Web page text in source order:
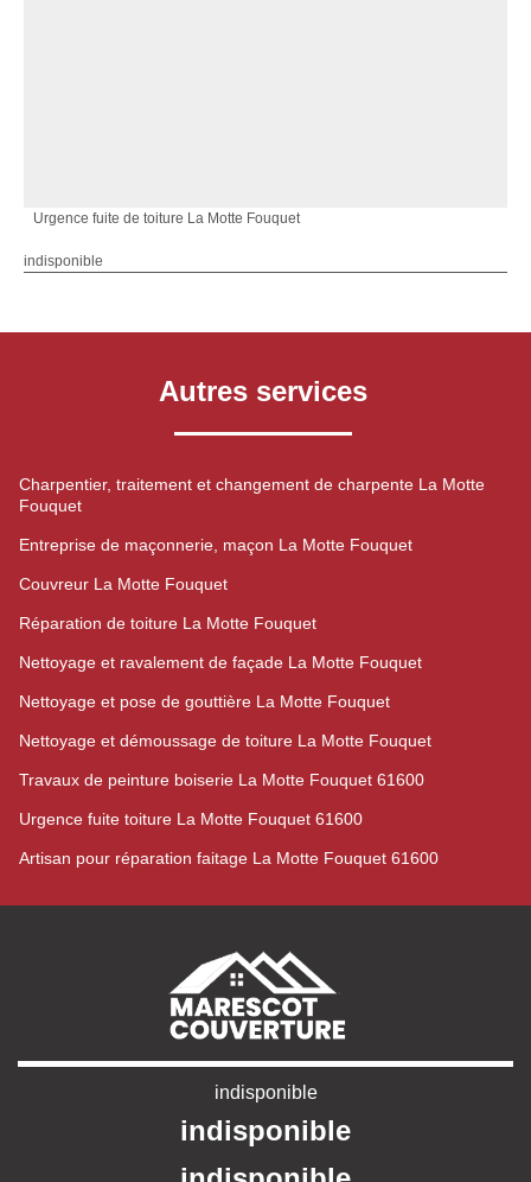
Urgence fuite de toiture La Motte Fouquet
indisponible
Autres services
Charpentier, traitement et changement de charpente La Motte
Fouquet
Entreprise de maçonnerie, maçon La Motte Fouquet
Couvreur La Motte Fouquet
Réparation de toiture La Motte Fouquet
Nettoyage et ravalement de façade La Motte Fouquet
Nettoyage et pose de gouttière La Motte Fouquet
Nettoyage et démoussage de toiture La Motte Fouquet
Travaux de peinture boiserie La Motte Fouquet 61600
Urgence fuite toiture La Motte Fouquet 61600
Artisan pour réparation faitage La Motte Fouquet 61600
indisponible
indisponible